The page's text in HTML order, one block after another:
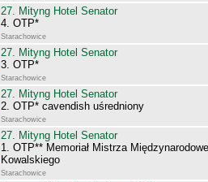
27. Mityng Hotel Senator
4. OTP*
Starachowice
27. Mityng Hotel Senator
3. OTP*
Starachowice
27. Mityng Hotel Senator
2. OTP* cavendish uśredniony
Starachowice
27. Mityng Hotel Senator
1. OTP** Memoriał Mistrza
Kowalskiego
Starachowice